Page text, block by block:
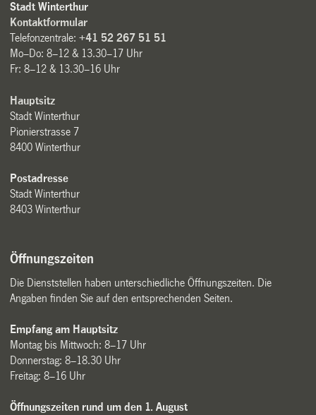
Stadt Winterthur
Kontaktformular
Telefonzentrale:+41 52 267 51 51
Mo–Do: 8–12 & 13.30–17 Uhr
Fr: 8–12 & 13.30–16 Uhr
Hauptsitz
Stadt Winterthur
Pionierstrasse 7
8400 Winterthur
Postadresse
Stadt Winterthur
8403 Winterthur
Öffnungszeiten
Die Dienststellen haben unterschiedliche Öffnungszeiten. Die
Angaben finden Sie auf den entsprechenden Seiten.
Empfang am Hauptsitz
Montag bis Mittwoch: 8–17 Uhr
Donnerstag: 8–18.30 Uhr
Freitag: 8–16 Uhr
Öffnungszeiten rund um den 1. August